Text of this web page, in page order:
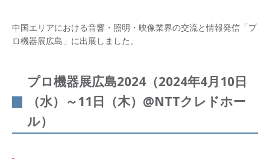
中国エリアにおける音響・照明・映像業界の交流と情報発信「プ
ロ機器展広島」に出展しました。
プロ機器展広島2024（2024年4月10日
（水）～11日（木）@NTTクレドホー
ル）